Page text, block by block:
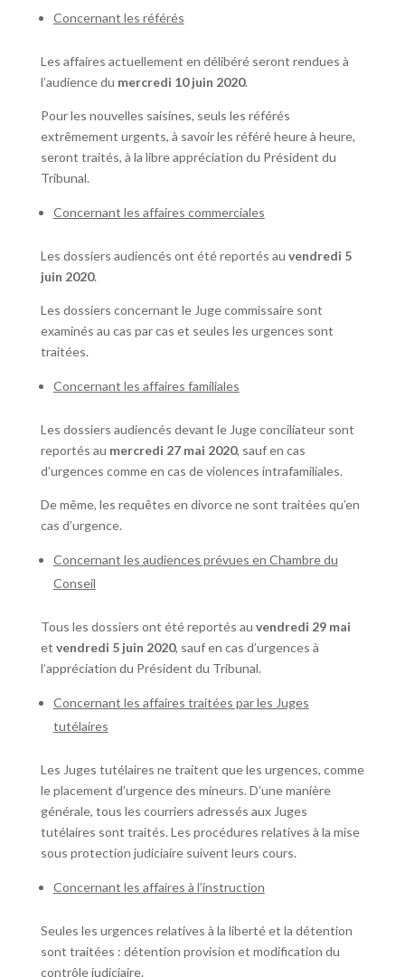
Concernant les référés
Les affaires actuellement en délibéré seront rendues à
l’audience du mercredi 10 juin 2020.
Pour les nouvelles saisines, seuls les référés
extrêmement urgents, à savoir les référé heure à heure,
seront traités, à la libre appréciation du Président du
Tribunal.
Concernant les affaires commerciales
Les dossiers audiencés ont été reportés au vendredi 5
juin 2020.
Les dossiers concernant le Juge commissaire sont
examinés au cas par cas et seules les urgences sont
traitées.
Concernant les affaires familiales
Les dossiers audiencés devant le Juge conciliateur sont
reportés au mercredi 27 mai 2020, sauf en cas
d’urgences comme en cas de violences intrafamiliales.
De même, les requêtes en divorce ne sont traitées qu’en
cas d’urgence.
Concernant les audiences prévues en Chambre du
Conseil
Tous les dossiers ont été reportés au vendredi 29 mai
et vendredi 5 juin 2020, sauf en cas d’urgences à
l’appréciation du Président du Tribunal.
Concernant les affaires traitées par les Juges
tutélaires
Les Juges tutélaires ne traitent que les urgences, comme
le placement d’urgence des mineurs. D’une manière
générale, tous les courriers adressés aux Juges
tutélaires sont traités. Les procédures relatives à la mise
sous protection judiciaire suivent leurs cours.
Concernant les affaires à l’instruction
Seules les urgences relatives à la liberté et la détention
sont traitées : détention provision et modification du
contrôle judiciaire.